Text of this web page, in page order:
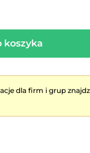
koszyka
dla firm i grup